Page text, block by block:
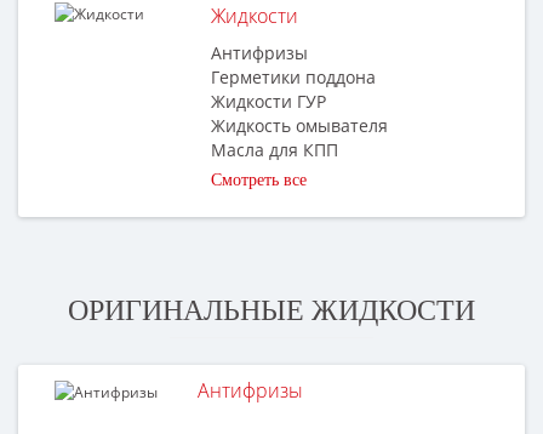
Жидкости
Антифризы
Герметики поддона
Жидкости ГУР
Жидкость омывателя
Масла для КПП
Смотреть все
ОРИГИНАЛЬНЫЕ ЖИДКОСТИ
Антифризы